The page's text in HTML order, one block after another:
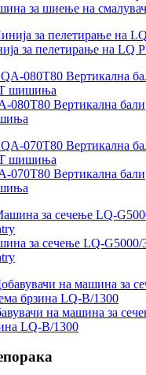
за шиење на
за пелетирање на LQ
080T80 Вертикална
070T80 Вертикална
за сечење LQ-G5000/
на машина за
LQ-B/1300